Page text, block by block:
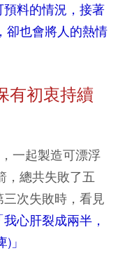
料的情況，接著
卻也會將人的熱情
有初衷持續
一起製造可漂浮
，總共失敗了五
次失敗時，看見
我心肝裂成兩半，
」